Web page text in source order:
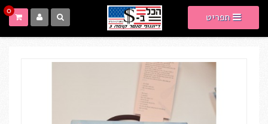
תפריט 0